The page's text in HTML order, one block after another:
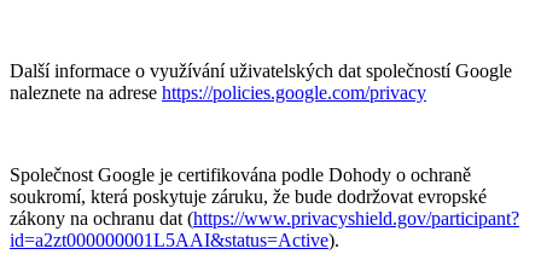
Další informace o využívání uživatelských dat společností Google
naleznete na adrese https://policies.google.com/privacy
Společnost Google je certifikována podle Dohody o ochraně
soukromí, která poskytuje záruku, že bude dodržovat evropské
zákony na ochranu dat (https://www.privacyshield.gov/participant?
id=a2zt000000001L5AAI&status=Active).